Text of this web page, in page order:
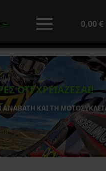
0,00 €
ΟΤΙ ΧΡΕΙΑΖΕΣΑΙ!
ΑΝΑΒΑΤΗ ΚΑΙ ΤΗ